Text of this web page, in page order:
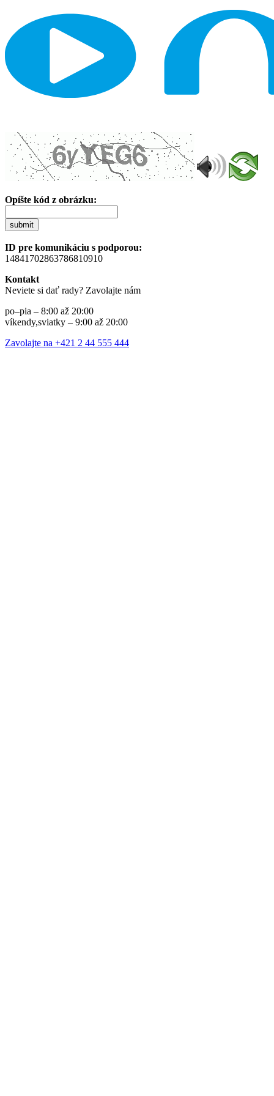
Opíšte kód z obrázku:
submit
ID pre komunikáciu s podporou:
14841702863786810910
Kontakt
Neviete si dať rady? Zavolajte nám
po–pia – 8:00 až 20:00
víkendy,sviatky – 9:00 až 20:00
Zavolajte na +421 2 44 555 444